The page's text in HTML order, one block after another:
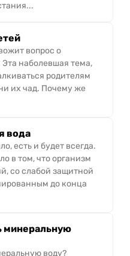
вопрос о
наболевшая тема,
родителям
их чад. Почему же
вода
есть и будет всегда.
в том, что организм
со слабой защитной
до конца
минеральную
воду?